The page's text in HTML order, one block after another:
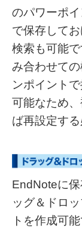
のパワーポ
で保存して
検索も可能
み合わせて
ンポイント
可能なため
ば再設定する
EndNoteに
ッグ＆ドロ
トを作成可